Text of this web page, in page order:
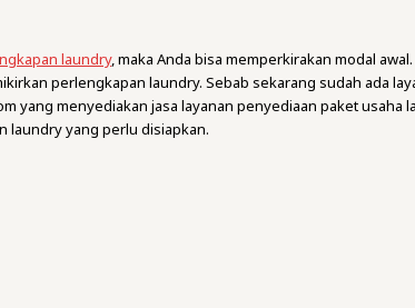
laundry, maka Anda bisa memperkirakan modal
perlengkapan laundry. Sebab sekarang sudah ada
yang menyediakan jasa layanan penyediaan paket usaha
laundry yang perlu disiapkan.